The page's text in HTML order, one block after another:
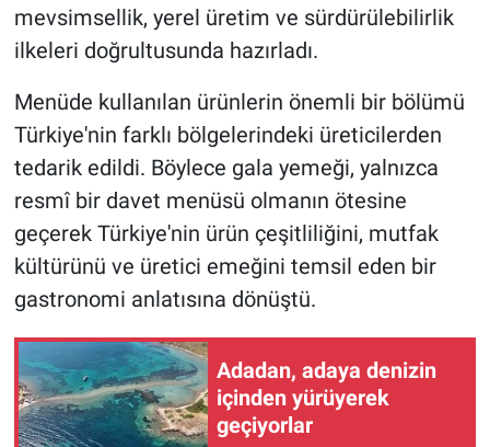
mevsimsellik, yerel üretim ve sürdürülebilirlik
ilkeleri doğrultusunda hazırladı.
Menüde kullanılan ürünlerin önemli bir bölümü
Türkiye'nin farklı bölgelerindeki üreticilerden
tedarik edildi. Böylece gala yemeği, yalnızca
resmî bir davet menüsü olmanın ötesine
geçerek Türkiye'nin ürün çeşitliliğini, mutfak
kültürünü ve üretici emeğini temsil eden bir
gastronomi anlatısına dönüştü.
Adadan, adaya denizin
içinden yürüyerek
geçiyorlar